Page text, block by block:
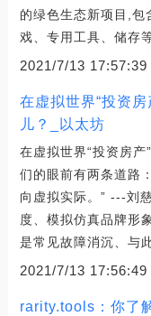
的绿色生态新项目,
戏、专用工具、储存
2021/7/13 17:57:39
在虚拟世界“投资
儿？_以太坊
在虚拟世界“投资房产
们的眼前有两条道路
向虚拟实际。” ---刘
度、模拟仿真品牌形
是常见故障消沉、与
2021/7/13 17:56:49
rarity.tools：你了